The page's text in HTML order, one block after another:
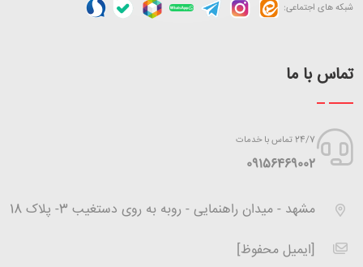
شبکه های اجتماعی:
تماس با ما
24/7 تماس با خدمات
‪09156469002
مشهد - میدان راهنمایی - روبه به روی دستغیب 3- پلاک 18
[ایمیل محفوظ]